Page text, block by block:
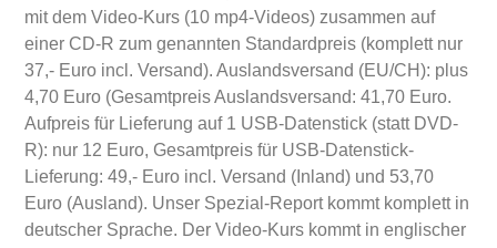
mit dem Video-Kurs (10 mp4-Videos) zusammen auf
einer CD-R zum genannten Standardpreis (komplett nur
37,- Euro incl. Versand). Auslandsversand (EU/CH): plus
4,70 Euro (Gesamtpreis Auslandsversand: 41,70 Euro.
Aufpreis für Lieferung auf 1 USB-Datenstick (statt DVD-
R): nur 12 Euro, Gesamtpreis für USB-Datenstick-
Lieferung: 49,- Euro incl. Versand (Inland) und 53,70
Euro (Ausland). Unser Spezial-Report kommt komplett in
deutscher Sprache. Der Video-Kurs kommt in englischer